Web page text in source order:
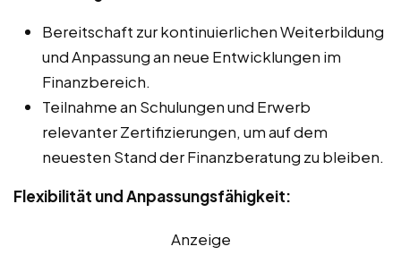
Bereitschaft zur kontinuierlichen Weiterbildung
und Anpassung an neue Entwicklungen im
Finanzbereich.
Teilnahme an Schulungen und Erwerb
relevanter Zertifizierungen, um auf dem
neuesten Stand der Finanzberatung zu bleiben.
Flexibilität und Anpassungsfähigkeit:
Anzeige